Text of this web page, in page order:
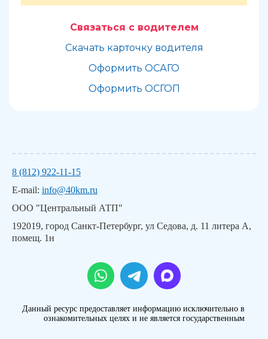
Связаться с водителем
Скачать карточку водителя
Оформить ОСАГО
Оформить ОСГОП
8 (812) 922-11-15
E-mail: info@40km.ru
ООО "Центральный АТП"
192019, город Санкт-Петербург, ул Седова, д. 11 литера А,
помещ. 1н
Данный ресурс предоставляет информацию исключительно в
ознакомительных целях и не является государственным